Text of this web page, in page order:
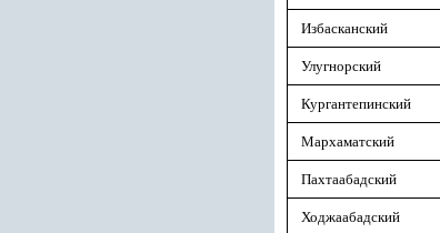
Избасканский
Улугнорский
Кургантепинский
Мархаматский
Пахтаабадский
Ходжаабадский